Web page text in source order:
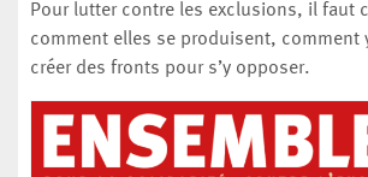
Pour lutter contre les exclusions, il faut
comment elles se produisent, comment
créer des fronts pour s’y opposer.